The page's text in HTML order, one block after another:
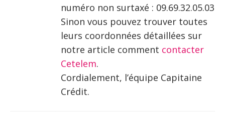
numéro non surtaxé : 09.69.32.05.03
Sinon vous pouvez trouver toutes
leurs coordonnées détaillées sur
notre article comment contacter
Cetelem.
Cordialement, l’équipe Capitaine
Crédit.